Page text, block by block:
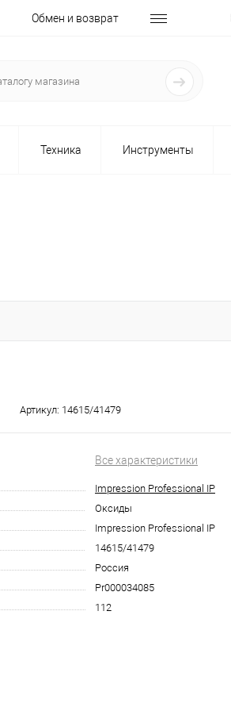
Обмен и возврат
Техника Инструменты
Артикул: 14615/41479
Все характеристики
Impression Professional IP
Оксиды
Impression Professional IP
14615/41479
Россия
Pr000034085
112